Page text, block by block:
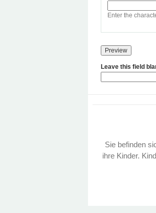
Enter the
Leave this field
Sie befinden
ihre Kinder.